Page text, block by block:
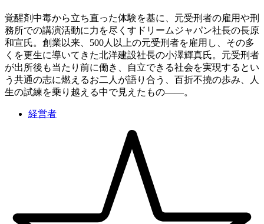
覚醒剤中毒から立ち直った体験を基に、元受刑者の雇用や刑
務所での講演活動に力を尽くすドリームジャパン社長の長原
和宣氏。創業以来、500人以上の元受刑者を雇用し、その多
くを更生に導いてきた北洋建設社長の小澤輝真氏。元受刑者
が出所後も当たり前に働き、自立できる社会を実現するとい
う共通の志に燃えるお二人が語り合う、百折不撓の歩み、人
生の試練を乗り越える中で見えたもの——。
経営者